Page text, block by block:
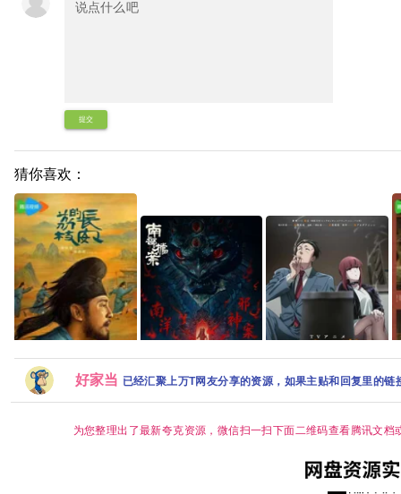
提交
猜你喜欢：
长安的荔枝 剧版【35集
全/4K超清HDR】 【雷
南部档案 (2026)【每日
60帧】网盘资源 百度 夸
【日漫】 《躲在超市后
画/剧情/爱情/CR完结 夸
好家当 已经汇聚上万T网友分享的资源，如果主贴和回复里的
为您整理出了最新夸克资源，微信扫一扫下面二维码查看腾讯文档